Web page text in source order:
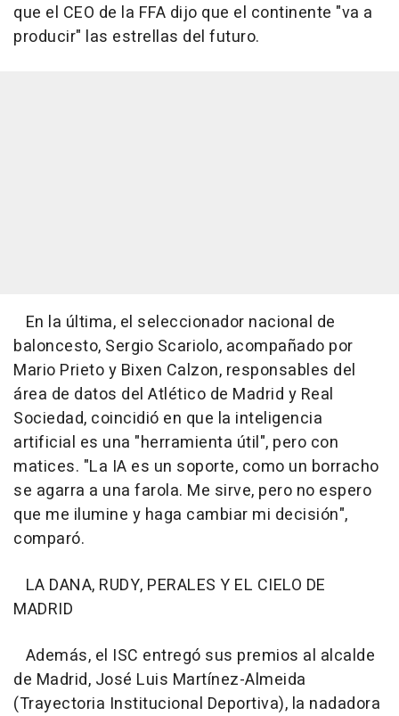
que el CEO de la FFA dijo que el continente "va a
producir" las estrellas del futuro.
En la última, el seleccionador nacional de
baloncesto, Sergio Scariolo, acompañado por
Mario Prieto y Bixen Calzon, responsables del
área de datos del Atlético de Madrid y Real
Sociedad, coincidió en que la inteligencia
artificial es una "herramienta útil", pero con
matices. "La IA es un soporte, como un borracho
se agarra a una farola. Me sirve, pero no espero
que me ilumine y haga cambiar mi decisión",
comparó.
LA DANA, RUDY, PERALES Y EL CIELO DE
MADRID
Además, el ISC entregó sus premios al alcalde
de Madrid, José Luis Martínez-Almeida
(Trayectoria Institucional Deportiva), la nadadora